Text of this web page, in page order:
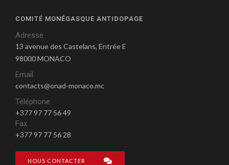
COMITÉ MONÉGASQUE ANTIDOPAGE
Adresse
13 avenue des Castelans, Entrée E
98000 MONACO
Email
contacts@onad-monaco.mc
Téléphone
+377 97 77 56 49
Fax
+377 97 77 56 28
NOUS CONTACTER